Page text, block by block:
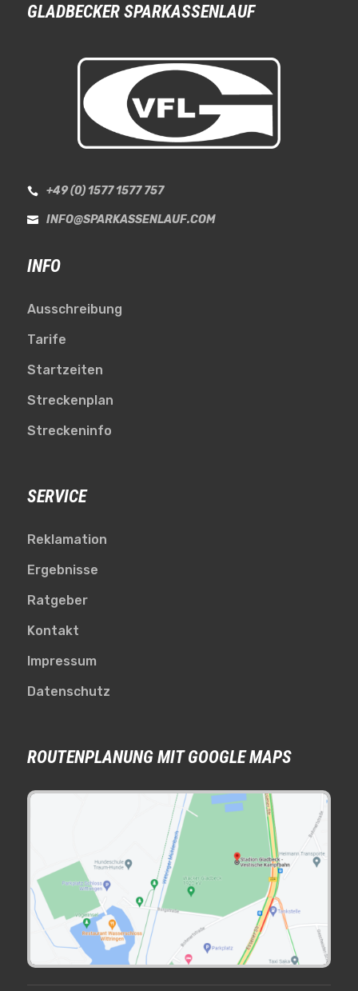
GLADBECKER SPARKASSENLAUF
 +49 (0) 1577 1577 757
 INFO@SPARKASSENLAUF.COM
INFO
Ausschreibung
Tarife
Startzeiten
Streckenplan
Streckeninfo
SERVICE
Reklamation
Ergebnisse
Ratgeber
Kontakt
Impressum
Datenschutz
ROUTENPLANUNG MIT GOOGLE MAPS